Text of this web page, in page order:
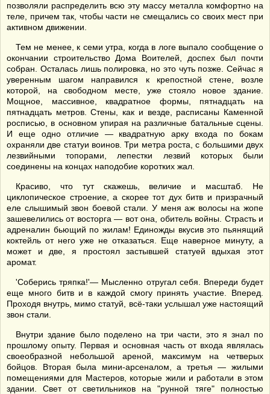
позволяли распределить всю эту массу металла комфортно на
теле, причем так, чтобы части не смещались со своих мест при
активном движении.
Тем не менее, к семи утра, когда в логе выпало сообщение о
окончании строительство Дома Воителей, доспех был почти
собран. Осталась лишь полировка, но это чуть позже. Сейчас я
уверенным шагом направился к крепостной стене, возле
которой, на свободном месте, уже стояло новое здание.
Мощное, массивное, квадратное формы, пятнадцать на
пятнадцать метров. Стены, как и везде, расписаны Каменной
росписью, в основном упирая на различные батальные сцены.
И еще одно отличие — квадратную арку входа по бокам
охраняли две статуи воинов. Три метра роста, с большими двух
лезвийными топорами, лепестки лезвий которых были
соединены на концах наподобие коротких жал.
Красиво, что тут скажешь, величие и масштаб. Не
циклопическое строение, а скорее тот дух битв и призрачный
еле слышимый звон боевой стали. У меня аж волосы на жопе
зашевелились от восторга — вот она, обитель войны. Страсть и
адреналин бьющий по жилам! Единожды вкусив это пьянящий
коктейль от него уже не отказаться. Еще наверное минуту, а
может и две, я простоял застывшей статуей вдыхая этот
аромат.
'Соберись тряпка!'— Мысленно отругал себя. Впереди будет
еще много битв и в каждой смогу принять участие. Вперед.
Проходя внутрь, мимо статуй, всё-таки услышал уже настоящий
звон стали.
Внутри здание было поделено на три части, это я знал по
прошлому опыту. Первая и основная часть от входа являлась
своеобразной небольшой ареной, максимум на четверых
бойцов. Вторая была мини-арсеналом, а третья — жилыми
помещениями для Мастеров, которые жили и работали в этом
здании. Свет от светильников на "рунной тяге" полностью